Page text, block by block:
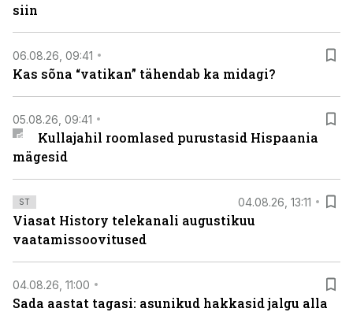
siin
06.08.26, 09:41
Kas sõna “vatikan” tähendab ka midagi?
05.08.26, 09:41
Kullajahil roomlased purustasid Hispaania
mägesid
ST 04.08.26, 13:11
Viasat History telekanali augustikuu
vaatamissoovitused
04.08.26, 11:00
Sada aastat tagasi: asunikud hakkasid jalgu alla